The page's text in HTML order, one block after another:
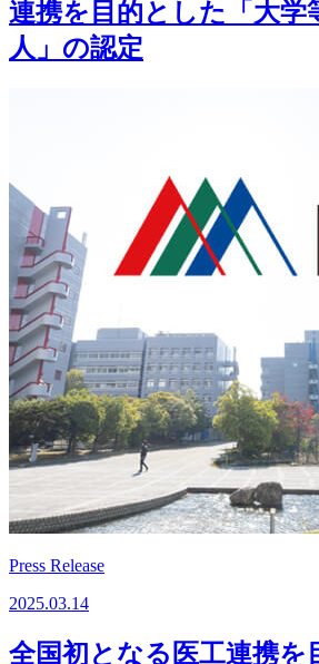
連携を目的とした「大学
人」の認定
Press Release
2025.03.14
全国初となる医工連携を